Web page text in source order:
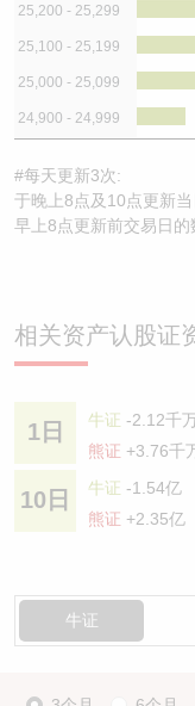
25,200 - 25,299
25,100 - 25,199
25,000 - 25,099
24,900 - 24,999
#每天更新3次:
于晚上8点及10点更新
早上8点更新前交易日的
相关资产认股证
1日 牛证 -2.12千
熊证 +3.76千
10日 牛证 -1.54亿
熊证 +2.35亿
牛证